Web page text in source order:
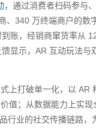
通过消费者扫码参与
、340 万终端商户的数
账，经销商窜货率从
显示，AR 互动玩法与
上打破单一化，以 AR
值；从数据能力上实现
行业的社交传播链路，